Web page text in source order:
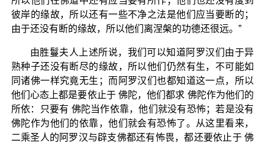
彼岸的缘故，所以还有一些不净之法是他们应当要断的；
由于还没有断的缘故，所以他们离涅槃的功德还很远。”
由胜鬘夫人上述所说，我们可以知道阿罗汉们由于异
熟种子还没有断尽的缘故，所以他们仍然有生，不可能如
同诸佛一样究竟无生；而阿罗汉们也都知道这一点，所以
他们心态上都是要依止于 佛陀，他们都求 佛陀作为他们的
所依：只要有 佛陀当作依靠，他们就没有恐怖；若是没有
佛陀作为他们的依靠，他们就会有恐怖了。从这里看来，
二乘圣人的阿罗汉与辟支佛都还有怖畏，都还要依止于 佛